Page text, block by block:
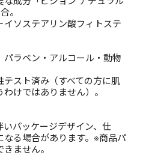
。
ソステアリン酸フィトステ
パラベン・アルコール・動物
スト済み（すべての方に肌
けではありません）。
いパッケージデザイン、仕
る場合があります。※商品パ
ません。